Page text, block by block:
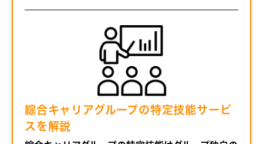
綜合キャリアグループの特定技能サービ
スを解説